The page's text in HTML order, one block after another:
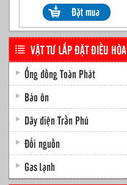
VẬT TƯ LẮP ĐẶT ĐIỀU HÒA
Ống đồng Toàn Phát
Bảo ôn
Dây điện Trần Phú
Đổi nguồn
Gas lạnh